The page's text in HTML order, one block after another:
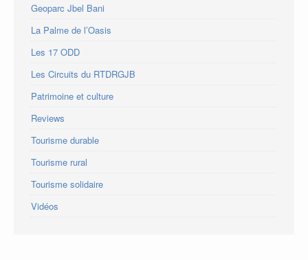
Geoparc Jbel Bani
La Palme de l’Oasis
Les 17 ODD
Les Circuits du RTDRGJB
Patrimoine et culture
Reviews
Tourisme durable
Tourisme rural
Tourisme solidaire
Vidéos